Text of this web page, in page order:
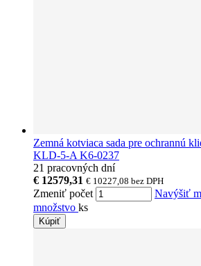
Zemná kotviaca sada pre ochrannú
KLD-5-A K6-0237
21 pracovných dní
€ 12579,31 € 10227,08 bez DPH
Zmeniť počet Navýšiť
množstvo ks
Kúpiť